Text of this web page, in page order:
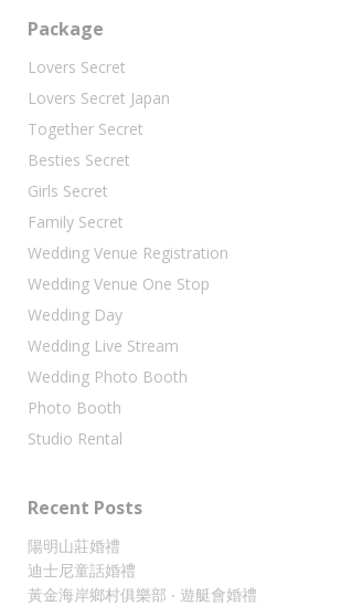
Package
Lovers Secret
Lovers Secret Japan
Together Secret
Besties Secret
Girls Secret
Family Secret
Wedding Venue Registration
Wedding Venue One Stop
Wedding Day
Wedding Live Stream
Wedding Photo Booth
Photo Booth
Studio Rental
Recent Posts
陽明山莊婚禮
迪士尼童話婚禮
黃金海岸鄉村俱樂部 ‧ 遊艇會婚禮